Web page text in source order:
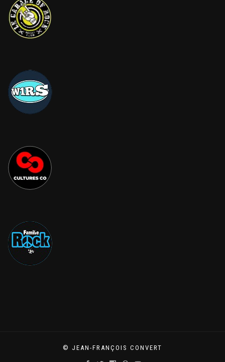
© JEAN-FRANÇOIS CONVERT